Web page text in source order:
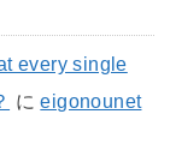
every single
にeigonounet